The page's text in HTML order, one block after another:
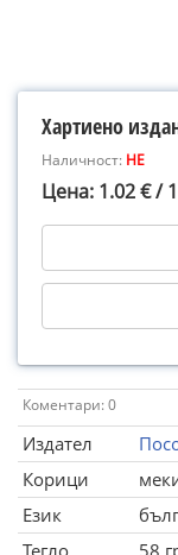
Хартиено
Наличност: НЕ
Цена: 1.02 € /
Коментари: 0
Издател
Корици
Език
Тегло
58